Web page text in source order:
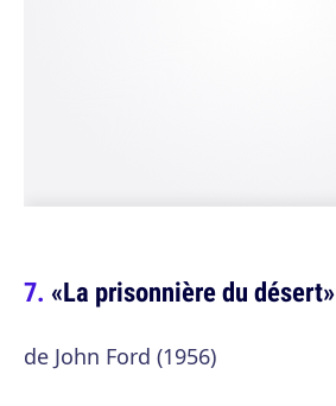
«La prisonnière du désert»
de John Ford (1956)